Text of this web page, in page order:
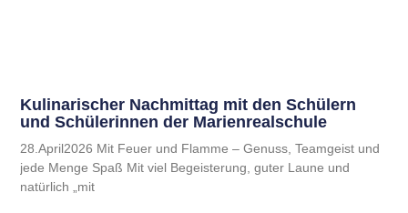
Kulinarischer Nachmittag mit den Schülern
und Schülerinnen der Marienrealschule
28.April2026 Mit Feuer und Flamme – Genuss, Teamgeist und
jede Menge Spaß Mit viel Begeisterung, guter Laune und
natürlich „mit